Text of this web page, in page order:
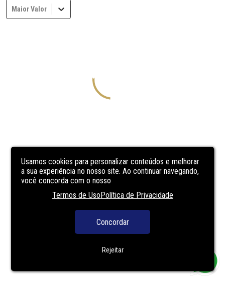
Usamos cookies para personalizar conteúdos e melhorar
a sua experiência no nosso site. Ao continuar navegando,
você concorda com o nosso
Termos de UsoPolítica de Privacidade
Concordar
Rejeitar
Maior Valor